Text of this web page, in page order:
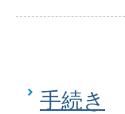
手続き